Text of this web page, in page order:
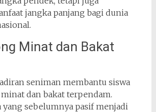
jangka panjang bagi dunia
Minat dan Bakat
seniman membantu siswa
dan bakat terpendam.
yang sebelumnya pasif menjadi